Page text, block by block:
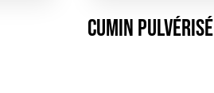
Cumin pulvérisé